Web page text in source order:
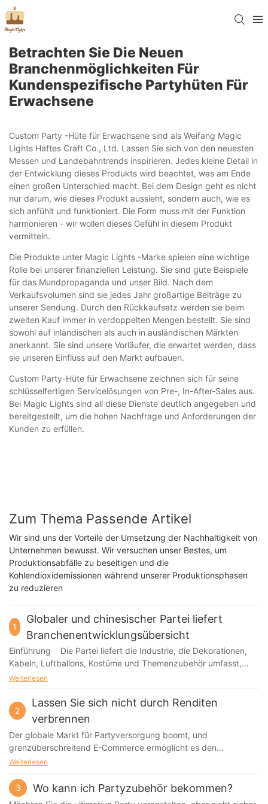
Betrachten Sie Die Neuen
Branchenmöglichkeiten Für
Kundenspezifische Partyhüten Für
Erwachsene
Custom Party -Hüte für Erwachsene sind als Weifang Magic
Lights Haftes Craft Co., Ltd. Lassen Sie sich von den neuesten
Messen und Landebahntrends inspirieren. Jedes kleine Detail in
der Entwicklung dieses Produkts wird beachtet, was am Ende
einen großen Unterschied macht. Bei dem Design geht es nicht
nur darum, wie dieses Produkt aussieht, sondern auch, wie es
sich anfühlt und funktioniert. Die Form muss mit der Funktion
harmonieren - wir wollen dieses Gefühl in diesem Produkt
vermitteln.
Die Produkte unter Magic Lights -Marke spielen eine wichtige
Rolle bei unserer finanziellen Leistung. Sie sind gute Beispiele
für das Mundpropaganda und unser Bild. Nach dem
Verkaufsvolumen sind sie jedes Jahr großartige Beiträge zu
unserer Sendung. Durch den Rückkaufsatz werden sie beim
zweiten Kauf immer in verdoppelten Mengen bestellt. Sie sind
sowohl auf inländischen als auch in ausländischen Märkten
anerkannt. Sie sind unsere Vorläufer, die erwartet werden, dass
sie unseren Einfluss auf den Markt aufbauen.
Custom Party-Hüte für Erwachsene zeichnen sich für seine
schlüsselfertigen Servicelösungen von Pre-, In-After-Sales aus.
Bei Magic Lights sind all diese Dienste deutlich angegeben und
bereitgestellt, um die hohen Nachfrage und Anforderungen der
Kunden zu erfüllen.
Zum Thema Passende Artikel
Wir sind uns der Vorteile der Umsetzung der Nachhaltigkeit von
Unternehmen bewusst. Wir versuchen unser Bestes, um
Produktionsabfälle zu beseitigen und die
Kohlendioxidemissionen während unserer Produktionsphasen
zu reduzieren
1
Globaler und chinesischer Partei liefert
Branchenentwicklungsübersicht
Einführung Die Partei liefert die Industrie, die Dekorationen,
Kabeln, Luftballons, Kostüme und Themenzubehör umfasst,
spielt eine wichtige Rolle auf dem globalen Markt für
Festivals und Feierlichkeiten weltweit ist die Nachfrage nach
Partyprodukten stetig zugenommen. China dominiert als
weltweit größtes Herstellungszentrum den globalen
Exportmarkt für Parteiversorgung und liefert große
Volkswirtschaften wie die USA, Europa und Schwellenländer.
Dieser Artikel untersucht die Entwicklungstrends der globalen
Exporten, wichtigen Markttreiber und zukünftigen
Herausforderungen und Chancen. --- 1. Globaler
Weiterlesen
2
Lassen Sie sich nicht durch Renditen
verbrennen
Der globale Markt für Partyversorgung boomt, und
grenzüberschreitend E-Commerce ermöglicht es den
Herstellern, Kunden weltweit zu erreichen. Exportieren Sie
dekorativen Lichtern — erfordert eine akribische
Aufmerksamkeit für internationale Vorschriften. Nichteinhaltung
Weiterlesen
3 Wo kann ich Partyzubehör bekommen?